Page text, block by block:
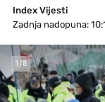
Index Vijesti
Zadnja nadopuna:
1/8